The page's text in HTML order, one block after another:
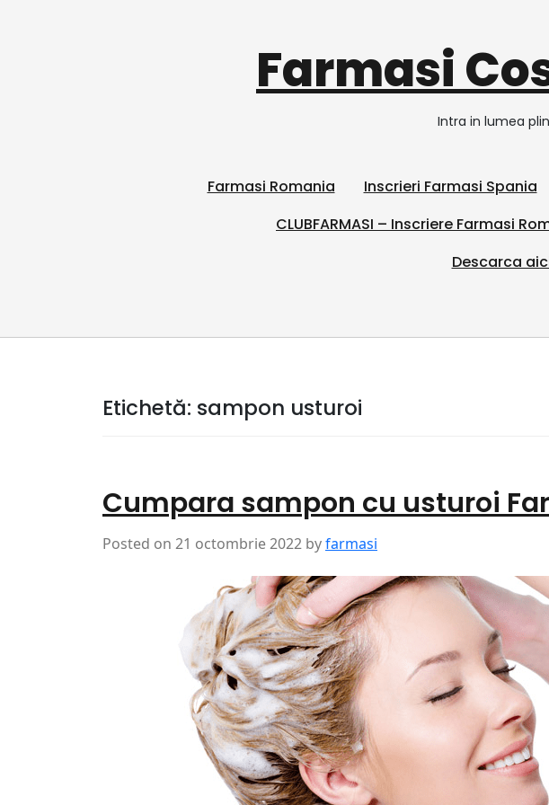
Farmasi
Intra in lumea
Farmasi Romania Inscrieri Farmasi Spania
CLUBFARMASI – Inscriere Farmasi
Descarca
Etichetă: sampon usturoi
Cumpara sampon cu usturoi
Posted on 21 octombrie 2022 byfarmasi